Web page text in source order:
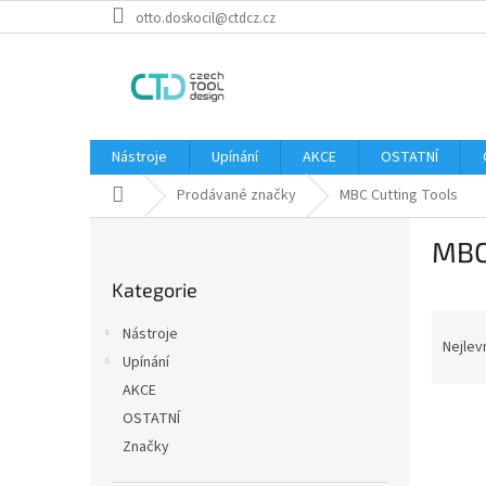
na
otto.doskocil@ctdcz.cz
Nástroje Upínání AKCE OSTATNÍ
Domů Prodávané značky MBC Cutting Tools
kategorie
Kategorie
Nástroje
Upínání
AKCE
OSTATNÍ
Značky